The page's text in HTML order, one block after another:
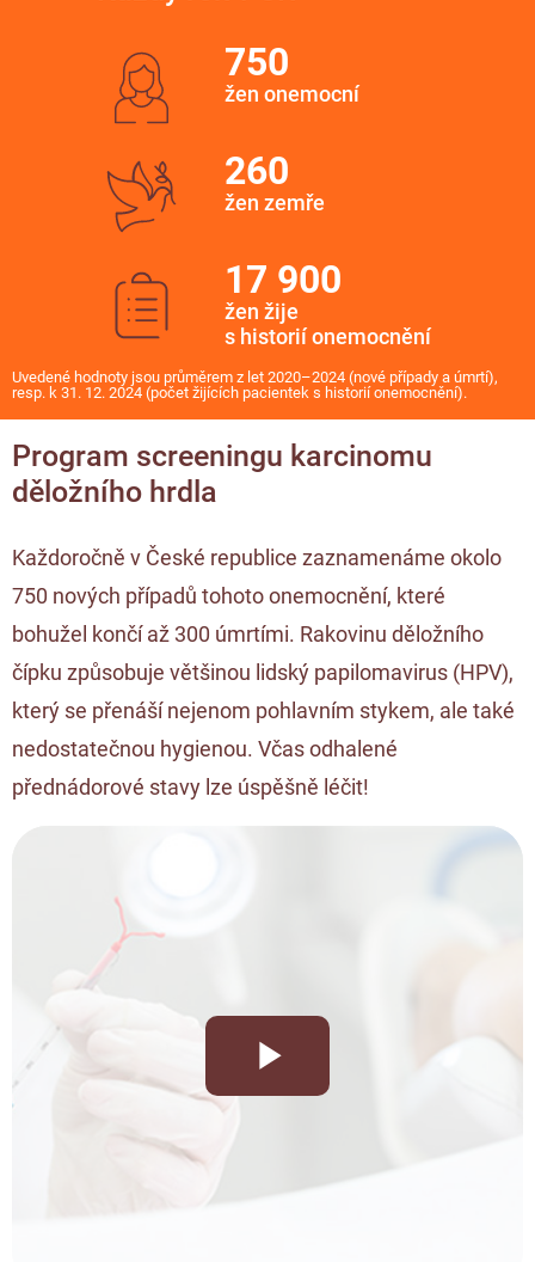
750
žen onemocní
260
žen zemře
17 900
žen žije
s historií onemocnění
Uvedené hodnoty jsou průměrem z let 2020–2024 (nové případy a úmrtí),
resp. k 31. 12. 2024 (počet žijících pacientek s historií onemocnění).
Program screeningu karcinomu
děložního hrdla
Každoročně v České republice zaznamenáme okolo
750 nových případů tohoto onemocnění, které
bohužel končí až 300 úmrtími. Rakovinu děložního
čípku způsobuje většinou lidský papilomavirus (HPV),
který se přenáší nejenom pohlavním stykem, ale také
nedostatečnou hygienou. Včas odhalené
přednádorové stavy lze úspěšně léčit!